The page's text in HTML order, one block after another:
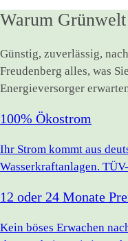
Warum
Günstig, zuverlässig,
Freudenberg alles, was
Energieversorger
100% Ökostrom
Ihr Strom kommt aus
Wasserkraftanlagen.
12 oder 24 Monate
Kein böses Erwachen